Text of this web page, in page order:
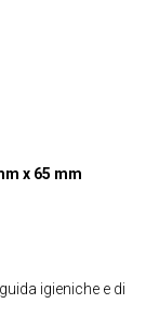
x 65 mm
igieniche e di